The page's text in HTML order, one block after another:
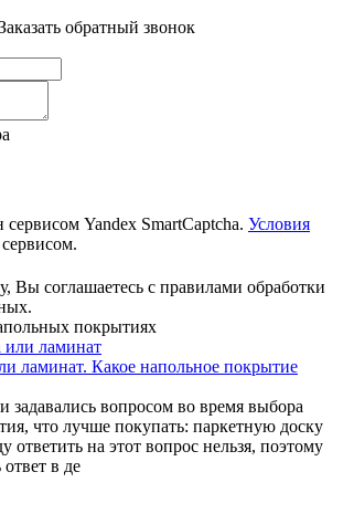
обратный звонок
Yandex SmartCaptcha. Условия
Вы соглашаетесь с правилами обработки
покрытиях
ламинат. Какое напольное покрытие
задавались вопросом во время выбора
что лучше покупать: паркетную доску
ответить на этот вопрос нельзя, поэтому
в де